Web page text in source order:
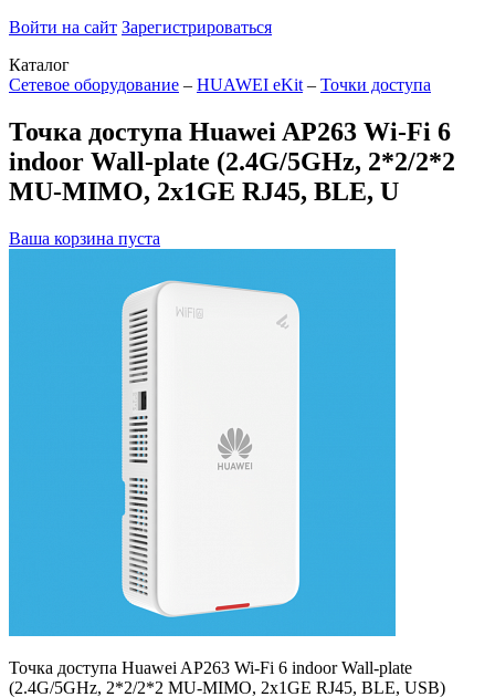
Войти на сайт Зарегистрироваться
Каталог
Сетевое оборудование – HUAWEI eKit – Точки доступа
Точка доступа Huawei AP263 Wi-Fi 6
indoor Wall-plate (2.4G/5GHz, 2*2/2*2
MU-MIMO, 2x1GE RJ45, BLE, U
Ваша корзина пуста
Точка доступа Huawei AP263 Wi-Fi 6 indoor Wall-plate
(2.4G/5GHz, 2*2/2*2 MU-MIMO, 2x1GE RJ45, BLE, USB)